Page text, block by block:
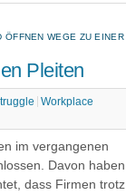
ÖFFNEN WEGE ZU EINER
Pleiten
Workplace
im vergangenen
Davon haben
dass Firmen trotz